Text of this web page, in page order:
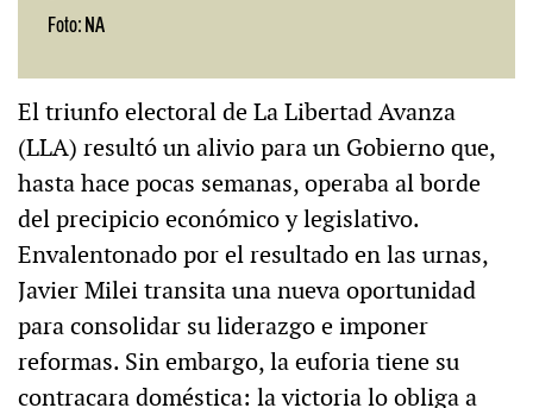
Foto: NA
El triunfo electoral de La Libertad Avanza
(LLA) resultó un alivio para un Gobierno que,
hasta hace pocas semanas, operaba al borde
del precipicio económico y legislativo.
Envalentonado por el resultado en las urnas,
Javier Milei transita una nueva oportunidad
para consolidar su liderazgo e imponer
reformas. Sin embargo, la euforia tiene su
contracara doméstica: la victoria lo obliga a